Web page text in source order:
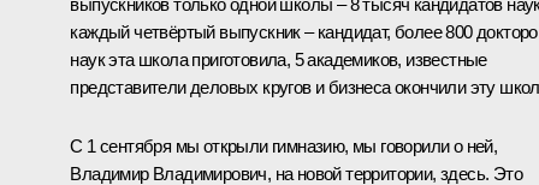
каждый четвёртый выпускник – кандидат, более 800
наук эта школа приготовила, 5 академиков, известные
представители деловых кругов и бизнеса окончили эту
С 1 сентября мы открыли гимназию, мы говорили о ней,
Владимир Владимирович, на новой территории, здесь. Это